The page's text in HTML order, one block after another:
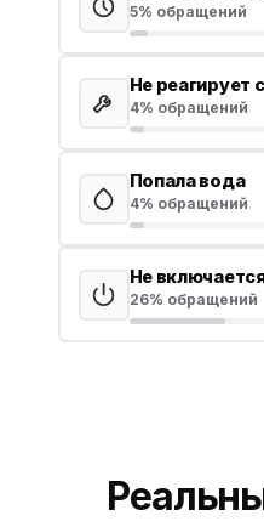
5% обращений
Не реагирует
4% обращений
Попала вода
4% обращений
Не
26% обращений